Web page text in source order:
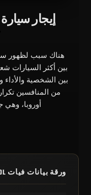
هناك سبب لظهور
بين الشخصية والأداء
من المنافسين
أوروبا، وهي
ورقة بيانات فيات 500L